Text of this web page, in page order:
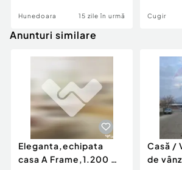
Hunedoara 15 zile în urmă Cugir
Anunturi similare
Eleganta,echipata
casa A Frame,1.200 mp
Casă /
de